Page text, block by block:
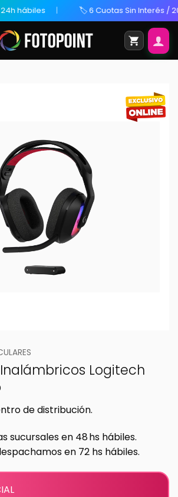
hábiles 🏷️ 6 Cuotas Sin Interés / 20%
Logitech
de distribución.
sucursales en 48 hs hábiles.
en 72 hs hábiles.